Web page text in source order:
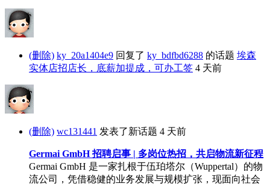
(删除) ky_20a1404e9 回复了 ky_bdfbd6288 的话题 埃森
实体店招店长，底薪加提成，可办工签 4 天前
(删除) wc131441 发表了新话题 4 天前
Germai GmbH 招聘启事 | 多岗位热招，共启物流新征程
Germai GmbH 是一家扎根于伍珀塔尔（Wuppertal）的物
流公司，凭借稳健的业务发展与规模扩张，现面向社会